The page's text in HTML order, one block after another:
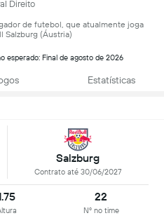
Direito
de futebol, que atualmente joga
Salzburg (Áustria)
esperado: Final de agosto de 2026
Estatísticas
Salzburg
Contrato até 30/06/2027
22
Nº no time